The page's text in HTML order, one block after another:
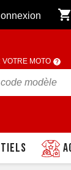
shopping_cart
MOTO